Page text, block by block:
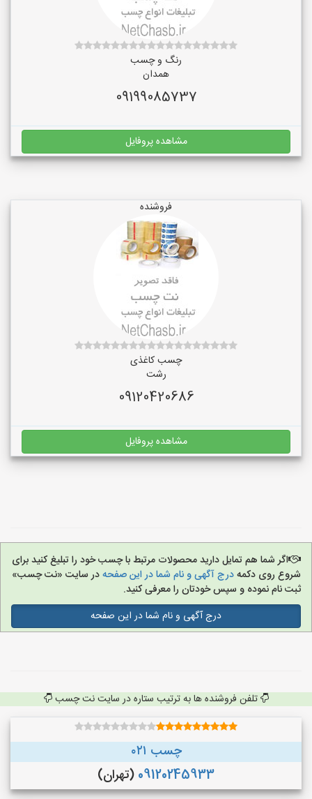
رنگ و چسب
همدان
09199085737
مشاهده پروفایل
فروشنده
چسب کاغذی
رشت
09120420686
مشاهده پروفایل
اگر شما هم تمایل دارید محصولات مرتبط با چسب خود را تبلیغ کنید برای
شروع روی دکمهدرج آگهی و نام شما در این صفحهدر سایت «نت چسب»
ثبت نام نموده و سپس خودتان را معرفی کنید.
درج آگهی و نام شما در این صفحه
تلفن فروشنده ها به ترتیب ستاره در سایت نت چسب
چسب ۰۲۱
09120245933 (تهران)